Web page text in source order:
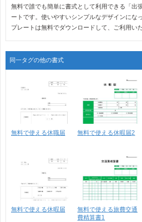
無料で誰でも簡単に書式として利用できる「出
ートです。使いやすいシンプルなデザインにな
プレートは無料でダウンロードして、ご利用い
同一タグの他の書式
無料で使える休職届 無料で使える休暇届2
無料で使える休暇届
無料で使える旅費交通
費精算書1